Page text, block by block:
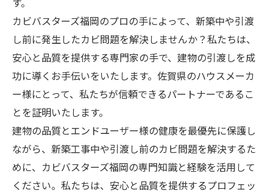
カビバスターズ福岡のプロの手によって、新築中や引渡
し前に発生したカビ問題を解決しませんか？私たちは、
安心と品質を提供する専門家の手で、建物の引渡しを成
功に導くお手伝いをいたします。佐賀県のハウスメーカ
ー様にとって、私たちが信頼できるパートナーであるこ
とを証明いたします。
建物の品質とエンドユーザー様の健康を最優先に保護し
ながら、新築工事中や引渡し前のカビ問題を解決するた
めに、カビバスターズ福岡の専門知識と経験を活用して
ください。私たちは、安心と品質を提供するプロフェッ